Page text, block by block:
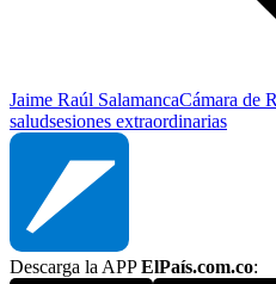
Jaime Raúl SalamancaCámara de
saludsesiones extraordinarias
Descarga la APPElPaís.com.co: